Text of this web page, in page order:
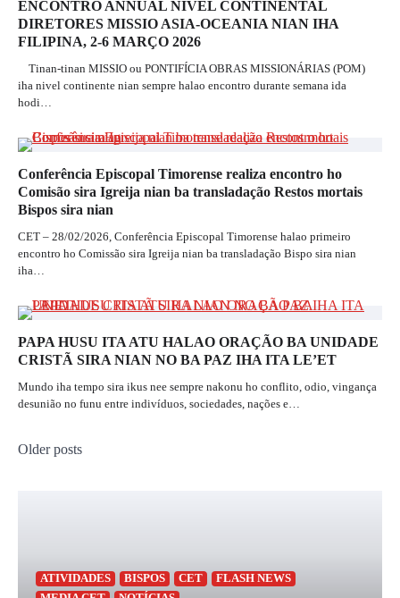
ENCONTRO ANNUAL NIVEL CONTINENTAL
DIRETORES MISSIO ASIA-OCEANIA NIAN IHA
FILIPINA, 2-6 MARÇO 2026
Tinan-tinan MISSIO ou PONTIFÍCIA OBRAS MISSIONÁRIAS (POM)
iha nivel continente nian sempre halao encontro durante semana ida
hodi…
Conferência Episcopal Timorense realiza encontro ho
Comisão sira Igreija nian ba transladação Restos mortais
Bispos sira nian
CET – 28/02/2026, Conferência Episcopal Timorense halao primeiro
encontro ho Comissão sira Igreija nian ba transladação Bispo sira nian
iha…
PAPA HUSU ITA ATU HALAO ORAÇÃO BA UNIDADE
CRISTÃ SIRA NIAN NO BA PAZ IHA ITA LE’ET
Mundo iha tempo sira ikus nee sempre nakonu ho conflito, odio, vingança
desunião no funu entre indivíduos, sociedades, nações e…
Posts
Older posts
ATIVIDADES BISPOS CET
FLASH NEWS